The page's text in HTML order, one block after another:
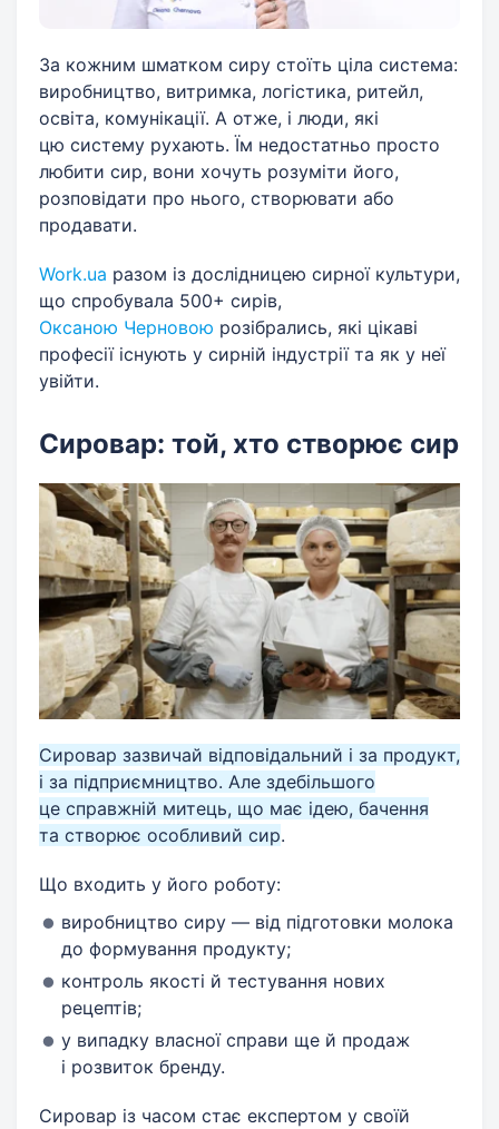
За кожним шматком сиру стоїть ціла система:
виробництво, витримка, логістика, ритейл,
освіта, комунікації. А отже, і люди, які
цю систему рухають. Їм недостатньо просто
любити сир, вони хочуть розуміти його,
розповідати про нього, створювати або
продавати.
Work.ua разом із дослідницею сирної культури,
що спробувала 500+ сирів,
Оксаною Черновою розібрались, які цікаві
професії існують у сирній індустрії та як у неї
увійти.
Сировар: той, хто створює сир
Сировар зазвичай відповідальний і за продукт,
і за підприємництво. Але здебільшого
це справжній митець, що має ідею, бачення
та створює особливий сир.
Що входить у його роботу:
виробництво сиру — від підготовки молока
до формування продукту;
контроль якості й тестування нових
рецептів;
у випадку власної справи ще й продаж
і розвиток бренду.
Сировар із часом стає експертом у своїй